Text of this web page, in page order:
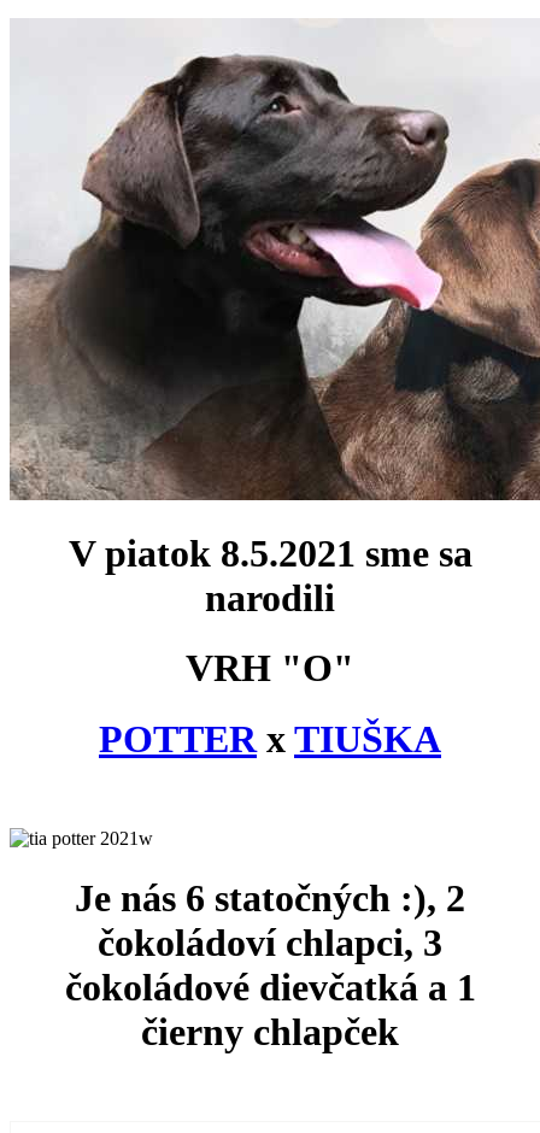
V piatok 8.5.2021 sme sa
narodili
VRH "O"
POTTER xTIUŠKA
Je nás 6 statočných :), 2
čokoládoví chlapci, 3
čokoládové dievčatká a 1
čierny chlapček